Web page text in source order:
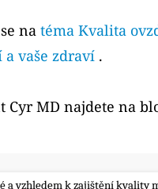
na téma Kvalita
vaše zdraví.
MD najdete na
a vzhledem k zajištění kvality